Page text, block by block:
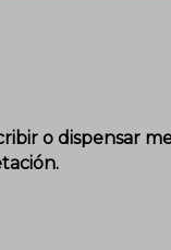
web, y tan
y
que visita o si
en las mismas es
o dispensar